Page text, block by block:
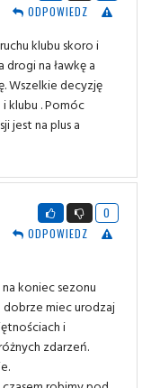
ODPOWIEDZ
klubu skoro i
drogi na ławkę a
Wszelkie decyzję
klubu . Pomóc
jest na plus a
0
ODPOWIEDZ
na koniec sezonu
miec urodzaj
i
zdarzeń.